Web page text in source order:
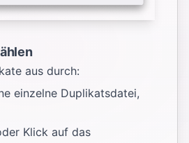
aus durch:
einzelne Duplikatsdatei,
Klick auf das